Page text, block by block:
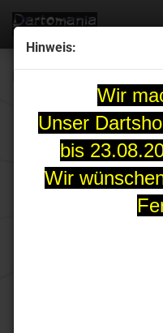
Hinweis:
Wir
Unser
bis
Wir